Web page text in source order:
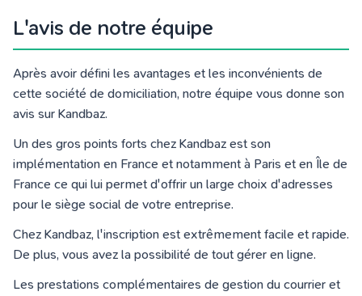
L'avis de notre équipe
Après avoir défini les avantages et les inconvénients de
cette société de domiciliation, notre équipe vous donne son
avis sur Kandbaz.
Un des gros points forts chez Kandbaz est son
implémentation en France et notamment à Paris et en Île de
France ce qui lui permet d'offrir un large choix d'adresses
pour le siège social de votre entreprise.
Chez Kandbaz, l'inscription est extrêmement facile et rapide.
De plus, vous avez la possibilité de tout gérer en ligne.
Les prestations complémentaires de gestion du courrier et